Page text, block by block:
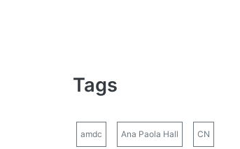
Tags
amdc Ana Paola Hall CN